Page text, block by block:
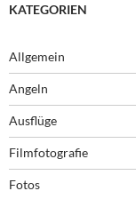
KATEGORIEN
Allgemein
Angeln
Ausflüge
Filmfotografie
Fotos